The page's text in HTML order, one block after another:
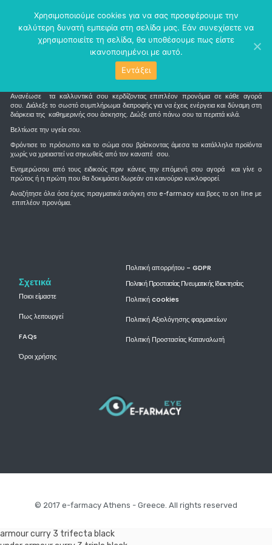
perm_identity
Τι είναι το e-farmacy
Ανανέωσε τα καλλυντικά σου κερδίζοντας επιπλέον προνόμια σε κάθε αγορά
σου. Διάλεξε το σωστό συμπλήρωμα διατροφής για να έχεις ενέργεια και δύναμη στη
διάρκεια της καθημερινής σου άσκησης. Διώξε από πάνω σου τα περιττά κιλά.
Βελτίωσε την υγεία σου.
Φρόντισε το πρόσωπο και το σώμα σου βρίσκοντας άμεσα τα κατάλληλα προϊόντα
χωρίς να χρειαστεί να σηκωθείς από τον καναπέ σου.
Ενημερώσου από τους ειδικούς πριν κάνεις την επόμενή σου αγορά και γίνε ο
πρώτος ή η πρώτη που θα δοκιμάσει δωρεάν οτι καινούριο κυκλοφορεί.
Αναζήτησε όλα όσα έχεις πραγματικά ανάγκη στο e-farmacy και βρες το on line με
επιπλέον προνόμια.
Σχετικά
Ποιοι είμαστε
Πως λειτουργεί
FAQs
Όροι χρήσης
Πολιτική απορρήτου - GDPR
Πολιτική Προστασίας Πνευματικής Ιδιοκτησίας
Πολιτική cookies
Πολιτική Αξιολόγησης φαρμακείων
Πολιτική Προστασίας Καταναλωτή
© 2017 e-farmacy Athens - Greece. All rights reserved
armour curry 3 trifecta black
Χρησιμοποιούμε cookies για να σας προσφέρουμε την
καλύτερη δυνατή εμπειρία στη σελίδα μας. Εάν συνεχίσετε να
χρησιμοποιείτε τη σελίδα, θα υποθέσουμε πως είστε
ικανοποιημένοι με αυτό.
Εντάξει